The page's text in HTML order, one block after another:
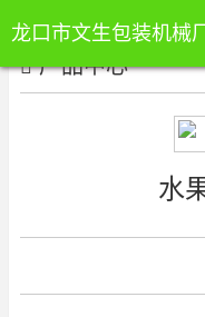
龙口市文生包装机械厂
产品中心
水